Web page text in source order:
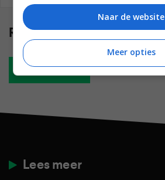
Reacties(0)
Plaats reactie
Lees meer
Naar de website
Meer opties